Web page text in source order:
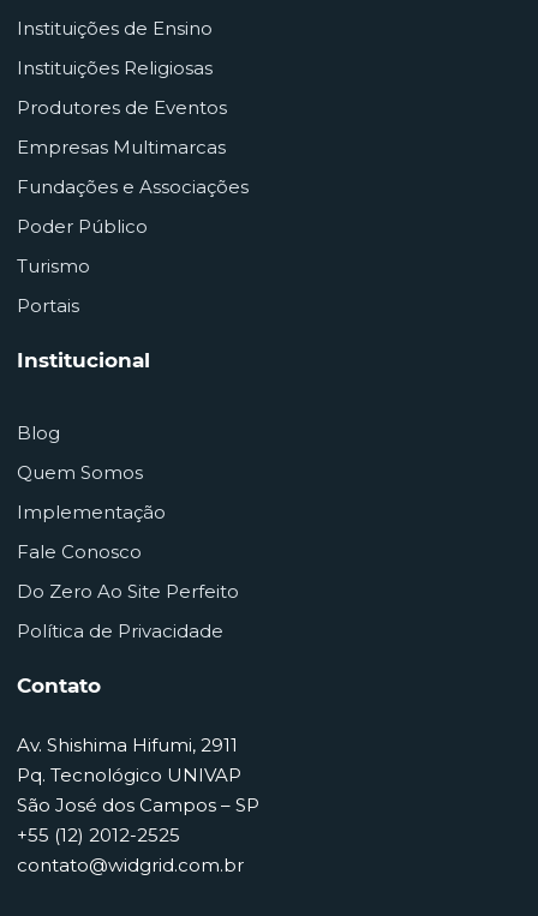
Instituições de Ensino
Instituições Religiosas
Produtores de Eventos
Empresas Multimarcas
Fundações e Associações
Poder Público
Turismo
Portais
Institucional
Blog
Quem Somos
Implementação
Fale Conosco
Do Zero Ao Site Perfeito
Política de Privacidade
Contato
Av. Shishima Hifumi, 2911
Pq. Tecnológico UNIVAP
São José dos Campos – SP
+55 (12) 2012-2525
contato@widgrid.com.br